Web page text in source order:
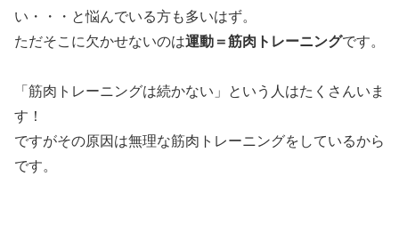
い・・・と悩んでいる方も多いはず。
ただそこに欠かせないのは運動＝筋肉トレーニングです。
「筋肉トレーニングは続かない」という人はたくさんいま
す！
ですがその原因は無理な筋肉トレーニングをしているから
です。